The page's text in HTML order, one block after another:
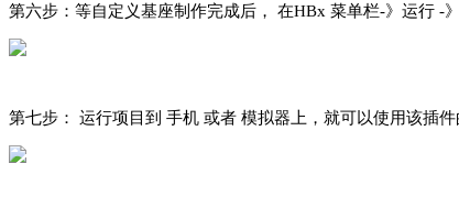
第六步：等自定义基座制作完成后， 在HBx 菜单栏-》运行 -
第七步： 运行项目到 手机 或者 模拟器上，就可以使用该插件